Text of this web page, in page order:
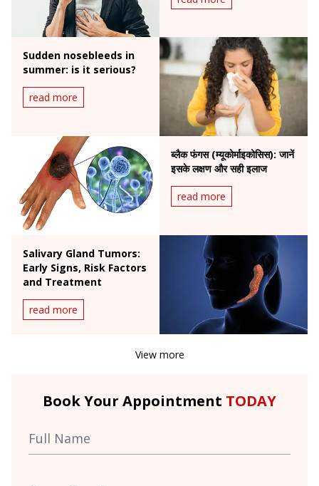
Sudden nosebleeds in
summer: is it serious?
read more
ब्लैक फंगस (म्यूकोर्माइकोसिस): जानें
इसके लक्षण और सही इलाज
read more
Salivary Gland Tumors:
Early Signs, Risk Factors
and Treatment
read more
View more
Book Your Appointment TODAY